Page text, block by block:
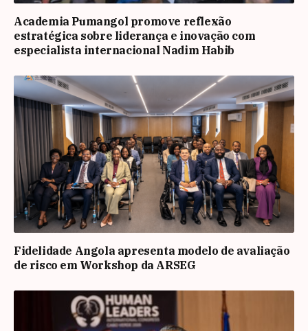
Academia Pumangol promove reflexão
estratégica sobre liderança e inovação com
especialista internacional Nadim Habib
Fidelidade Angola apresenta modelo de avaliação
de risco em Workshop da ARSEG